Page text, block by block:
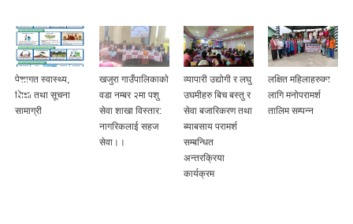
पेशागत स्वास्थ्य,
शिक्षा तथा सूचना
सामाग्री
खजुरा गाउँपालिकाकाे
वडा नम्बर २मा पशु
सेवा शाखा विस्तार:
नागरिकलाई सहज
सेवा।।
व्यापारी उद्योगी र लघु
उघमीहरु बिच बस्तु र
सेवा बजारिकरण तथा
ब्याबसाय परामर्श
सम्बन्धित
अन्तरक्रिया
कार्यक्रम
लक्षित महिलाहरुका
लागि मनोपरामर्श
तालिम सम्पन्न